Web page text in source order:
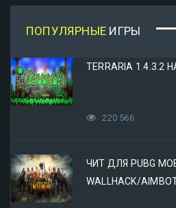
ПОПУЛЯРНЫЕ ИГРЫ
TERRARIA 1.4.3.2
220 566
ЧИТ ДЛЯ PUBG
WALLHACK/